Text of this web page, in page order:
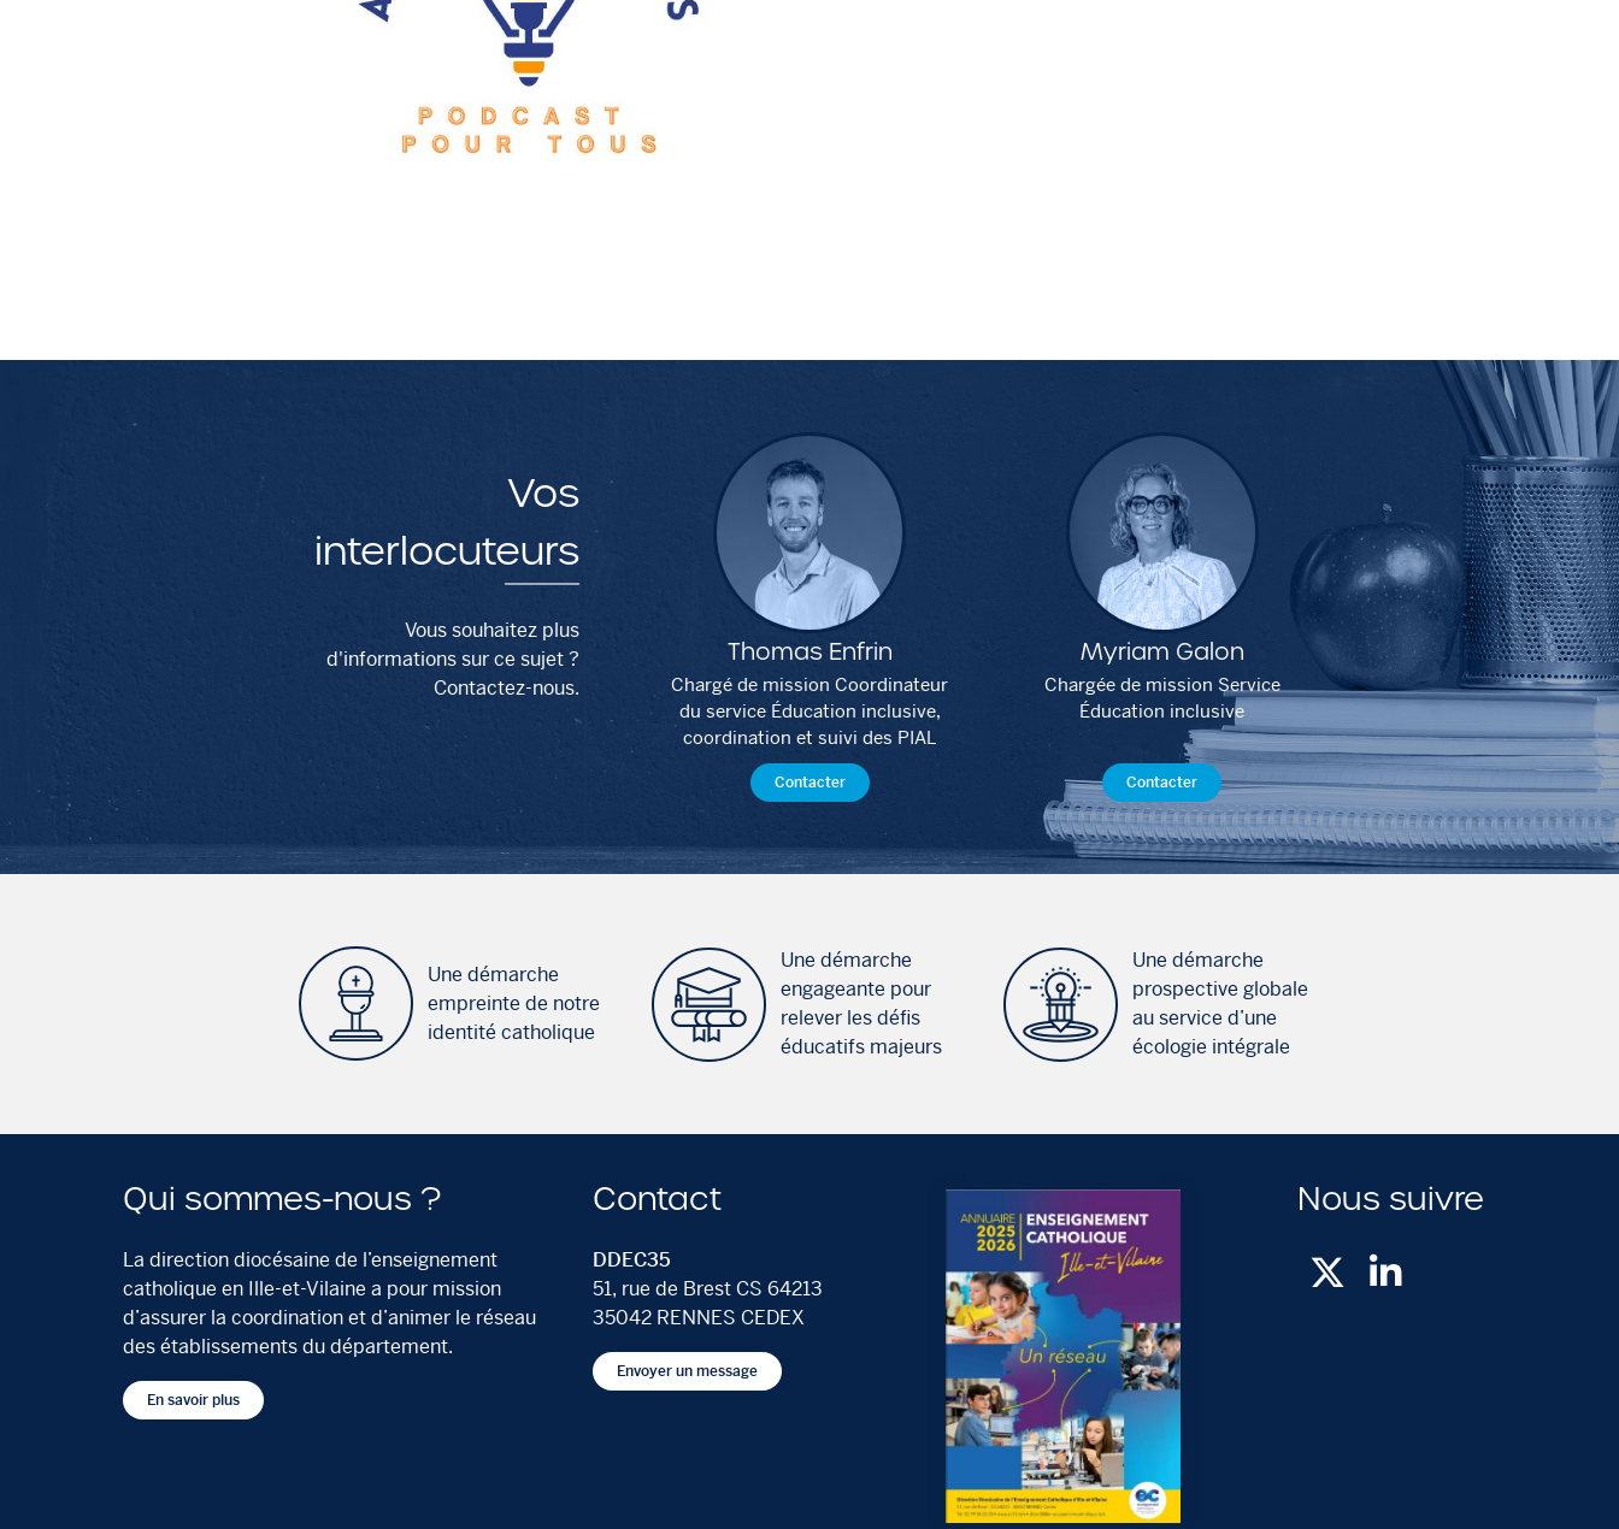
Vos
interlocuteurs
Vous souhaitez plus
d'informations sur ce sujet ?
Contactez-nous.
Thomas Enfrin
Chargé de mission Coordinateur
du service Éducation inclusive,
coordination et suivi des PIAL
Contacter
Myriam Galon
Chargée de mission Service
Éducation inclusive
Contacter
Une démarche
empreinte de notre
identité catholique
Une démarche
engageante pour
relever les défis
éducatifs majeurs
Une démarche
prospective globale
au service d’une
écologie intégrale
Qui sommes-nous ?
La direction diocésaine de l’enseignement
catholique en Ille-et-Vilaine a pour mission
d’assurer la coordination et d’animer le réseau
des établissements du département.
En savoir plus
Contact
DDEC35
51, rue de Brest CS 64213
35042 RENNES CEDEX
Envoyer un message
Nous suivre